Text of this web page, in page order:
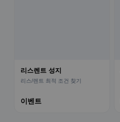
리스렌트 성지
리스/렌트 최적 조건 찾기
이벤트